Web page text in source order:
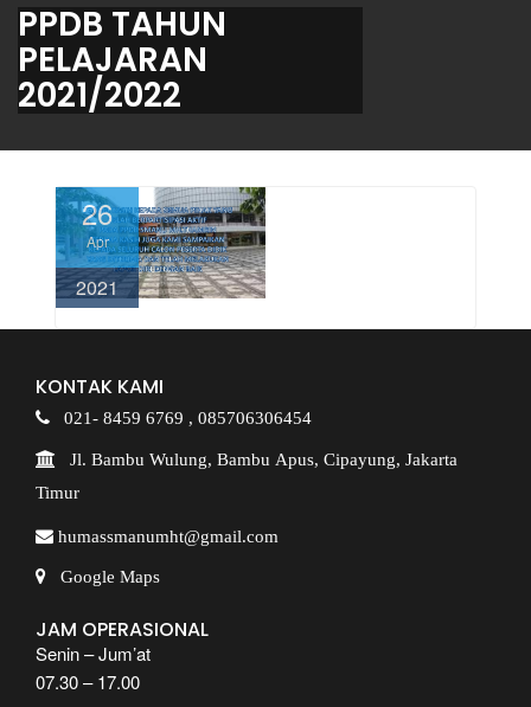
PPDB TAHUN
PELAJARAN
2021/2022
26
Apr
2021
KONTAK KAMI
021- 8459 6769 , 085706306454
Jl. Bambu Wulung, Bambu Apus, Cipayung, Jakarta
Timur
humassmanumht@gmail.com
Google Maps
JAM OPERASIONAL
Senin – Jum’at
07.30 – 17.00